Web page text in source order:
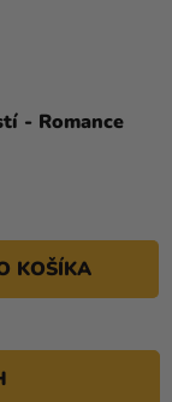
- Romance
KOŠÍKA